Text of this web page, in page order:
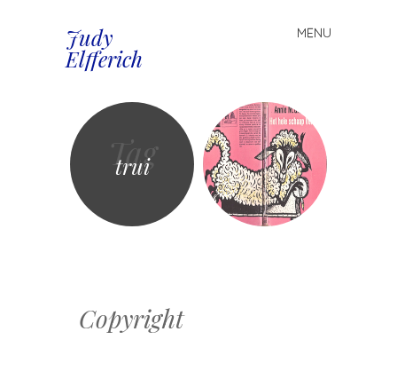
Judy
Elfferich
MENU
Spring
naar
Tag
trui
Copyright